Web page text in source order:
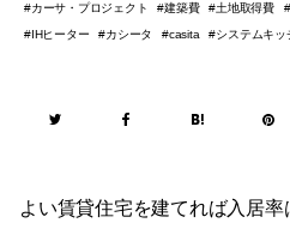
カーサ・プロジェクト 建築費 土地取得費
IHヒーター
カシータ casita システムキッ
よい賃貸住宅を建てれば入居